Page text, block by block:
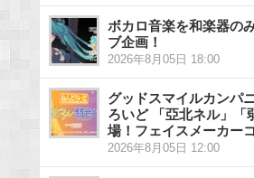
ボカロ音楽を和楽器の
ブ企画！
2026年8月05日 18:00
グッドスマイルカンパ
ろいど 「亞北ネル」「
場！フェイスメーカー
2026年8月05日 12:00